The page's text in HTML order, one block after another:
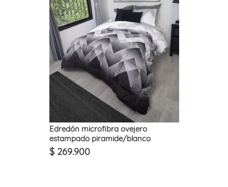
Edredón microfibra ovejero
estampado piramide/blanco
$ 269.900